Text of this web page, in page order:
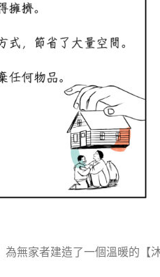
無家者建造了一個溫暖的【